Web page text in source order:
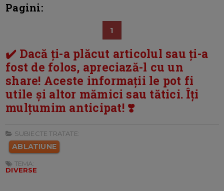
Pagini:
1
✔️ Dacă ți-a plăcut articolul sau ți-a
fost de folos, apreciază-l cu un
share! Aceste informații le pot fi
utile și altor mămici sau tătici. Îți
mulțumim anticipat! ❣️
SUBIECTE TRATATE:
ABLATIUNE
TEMA:
DIVERSE